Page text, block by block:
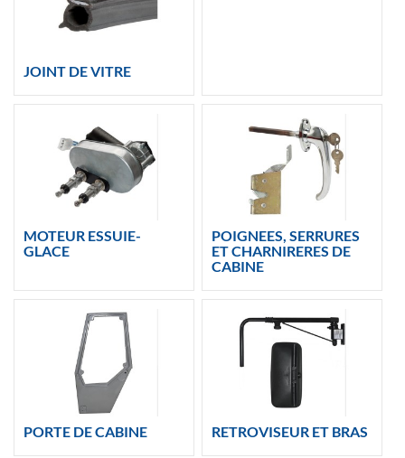
JOINT DE VITRE
MOTEUR ESSUIE-
GLACE
POIGNEES, SERRURES
ET CHARNIRERES DE
CABINE
PORTE DE CABINE RETROVISEUR ET BRAS